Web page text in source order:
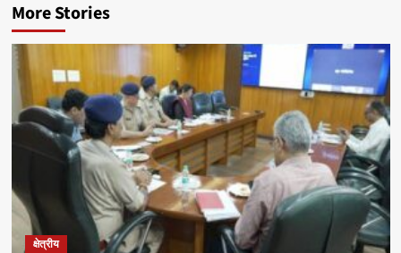
More Stories
क्षेत्रीय